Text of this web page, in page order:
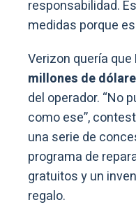
responsabilidad.
medidas porque
Verizon quería que
millones de
del operador. “No
como ese”,
una serie de
programa de
gratuitos y un
regalo.